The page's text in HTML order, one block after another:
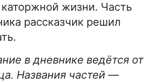
жизни. Часть
рассказчик решил
в дневнике ведётся от
Названия частей —